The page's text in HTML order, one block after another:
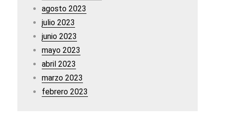
agosto 2023
julio 2023
junio 2023
mayo 2023
abril 2023
marzo 2023
febrero 2023